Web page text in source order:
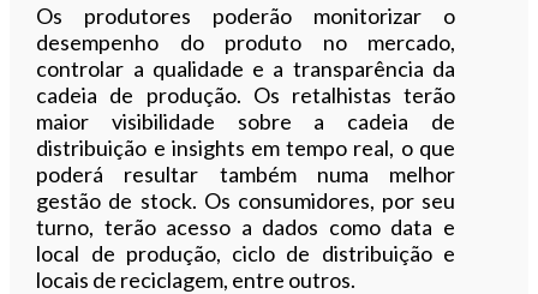
Os produtores poderão monitorizar o
desempenho do produto no mercado,
controlar a qualidade e a transparência da
cadeia de produção. Os retalhistas terão
maior visibilidade sobre a cadeia de
distribuição e insights em tempo real, o que
poderá resultar também numa melhor
gestão de stock. Os consumidores, por seu
turno, terão acesso a dados como data e
local de produção, ciclo de distribuição e
locais de reciclagem, entre outros.